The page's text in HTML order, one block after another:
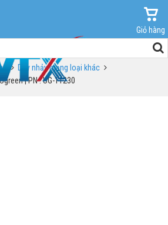
Giỏ hàng
Dây nhảy mạng loại khác
| PN : UG-11230